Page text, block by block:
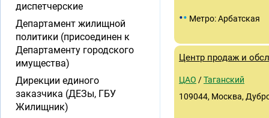
•• Метро: Арбатская
Центр продаж и
ЦАО /Таганский
109044, Москва,
диспетчерские
Департамент жилищной
политики (присоединен к
Департаменту городского
имущества)
Дирекции единого
заказчика (ДЕЗы, ГБУ
Жилищник)